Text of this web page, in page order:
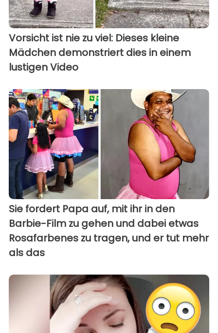
Vorsicht ist nie zu viel: Dieses kleine
Mädchen demonstriert dies in einem
lustigen Video
Sie fordert Papa auf, mit ihr in den
Barbie-Film zu gehen und dabei etwas
Rosafarbenes zu tragen, und er tut mehr
als das